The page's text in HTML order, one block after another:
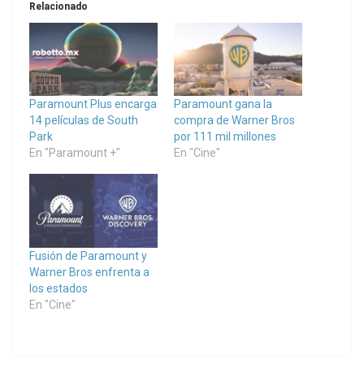
Relacionado
Paramount Plus encarga
14 películas de South
Park
En "Paramount +"
Paramount gana la
compra de Warner Bros
por 111 mil millones
En "Cine"
Fusión de Paramount y
Warner Bros enfrenta a
los estados
En "Cine"